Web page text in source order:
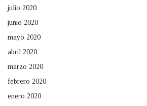
julio 2020
junio 2020
mayo 2020
abril 2020
marzo 2020
febrero 2020
enero 2020